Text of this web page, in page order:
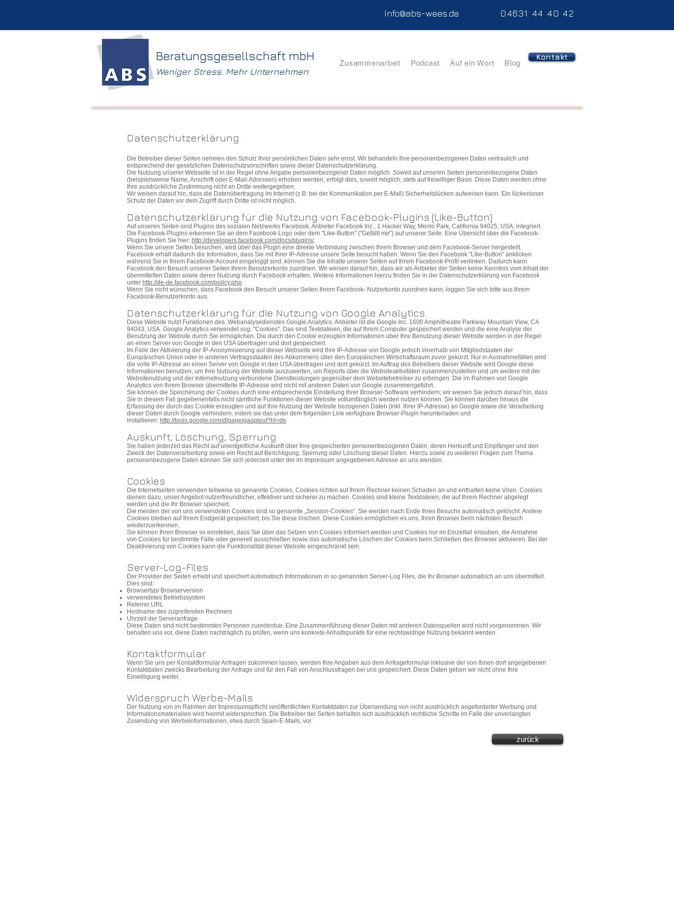
info@abs-wees.de 04631 44 40 42
Beratungsgesellschaft mbH
Weniger Stress. Mehr Unternehmen
Zusammenarbeit Podcast Auf ein Wort Blog
Kontakt
Datenschutzerklärung
Die Betreiber dieser Seiten nehmen den Schutz Ihrer persönlichen Daten sehr ernst. Wir behandeln Ihre personenbezogenen Daten vertraulich und
entsprechend der gesetzlichen Datenschutzvorschriften sowie dieser Datenschutzerklärung.
Die Nutzung unserer Webseite ist in der Regel ohne Angabe personenbezogener Daten möglich. Soweit auf unseren Seiten personenbezogene Daten
(beispielsweise Name, Anschrift oder E-Mail-Adressen) erhoben werden, erfolgt dies, soweit möglich, stets auf freiwilliger Basis. Diese Daten werden ohne
Ihre ausdrückliche Zustimmung nicht an Dritte weitergegeben.
Wir weisen darauf hin, dass die Datenübertragung im Internet (z.B. bei der Kommunikation per E-Mail) Sicherheitslücken aufweisen kann. Ein lückenloser
Schutz der Daten vor dem Zugriff durch Dritte ist nicht möglich.
Datenschutzerklärung für die Nutzung von Facebook-Plugins (Like-Button)
Auf unseren Seiten sind Plugins des sozialen Netzwerks Facebook, Anbieter Facebook Inc., 1 Hacker Way, Menlo Park, California 94025, USA, integriert.
Die Facebook-Plugins erkennen Sie an dem Facebook-Logo oder dem "Like-Button" ("Gefällt mir") auf unserer Seite. Eine Übersicht über die Facebook-
Plugins finden Sie hier: http://developers.facebook.com/docs/plugins/.
Wenn Sie unsere Seiten besuchen, wird über das Plugin eine direkte Verbindung zwischen Ihrem Browser und dem Facebook-Server hergestellt.
Facebook erhält dadurch die Information, dass Sie mit Ihrer IP-Adresse unsere Seite besucht haben. Wenn Sie den Facebook "Like-Button" anklicken
während Sie in Ihrem Facebook-Account eingeloggt sind, können Sie die Inhalte unserer Seiten auf Ihrem Facebook-Profil verlinken. Dadurch kann
Facebook den Besuch unserer Seiten Ihrem Benutzerkonto zuordnen. Wir weisen darauf hin, dass wir als Anbieter der Seiten keine Kenntnis vom Inhalt der
übermittelten Daten sowie deren Nutzung durch Facebook erhalten. Weitere Informationen hierzu finden Sie in der Datenschutzerklärung von Facebook
unter http://de-de.facebook.com/policy.php.
Wenn Sie nicht wünschen, dass Facebook den Besuch unserer Seiten Ihrem Facebook- Nutzerkonto zuordnen kann, loggen Sie sich bitte aus Ihrem
Facebook-Benutzerkonto aus.
Datenschutzerklärung für die Nutzung von Google Analytics
Diese Website nutzt Funktionen des Webanalysedienstes Google Analytics. Anbieter ist die Google Inc. 1600 Amphitheatre Parkway Mountain View, CA
94043, USA. Google Analytics verwendet sog. "Cookies". Das sind Textdateien, die auf Ihrem Computer gespeichert werden und die eine Analyse der
Benutzung der Website durch Sie ermöglichen. Die durch den Cookie erzeugten Informationen über Ihre Benutzung dieser Website werden in der Regel
an einen Server von Google in den USA übertragen und dort gespeichert.
Im Falle der Aktivierung der IP-Anonymisierung auf dieser Webseite wird Ihre IP-Adresse von Google jedoch innerhalb von Mitgliedstaaten der
Europäischen Union oder in anderen Vertragsstaaten des Abkommens über den Europäischen Wirtschaftsraum zuvor gekürzt. Nur in Ausnahmefällen wird
die volle IP-Adresse an einen Server von Google in den USA übertragen und dort gekürzt. Im Auftrag des Betreibers dieser Website wird Google diese
Informationen benutzen, um Ihre Nutzung der Website auszuwerten, um Reports über die Websiteaktivitäten zusammenzustellen und um weitere mit der
Websitenutzung und der Internetnutzung verbundene Dienstleistungen gegenüber dem Websitebetreiber zu erbringen. Die im Rahmen von Google
Analytics von Ihrem Browser übermittelte IP-Adresse wird nicht mit anderen Daten von Google zusammengeführt.
Sie können die Speicherung der Cookies durch eine entsprechende Einstellung Ihrer Browser-Software verhindern; wir weisen Sie jedoch darauf hin, dass
Sie in diesem Fall gegebenenfalls nicht sämtliche Funktionen dieser Website vollumfänglich werden nutzen können. Sie können darüber hinaus die
Erfassung der durch das Cookie erzeugten und auf Ihre Nutzung der Website bezogenen Daten (inkl. Ihrer IP-Adresse) an Google sowie die Verarbeitung
dieser Daten durch Google verhindern, indem sie das unter dem folgenden Link verfügbare Browser-Plugin herunterladen und
installieren: http://tools.google.com/dlpage/gaoptout?hl=de
Auskunft, Löschung, Sperrung
Sie haben jederzeit das Recht auf unentgeltliche Auskunft über Ihre gespeicherten personenbezogenen Daten, deren Herkunft und Empfänger und den
Zweck der Datenverarbeitung sowie ein Recht auf Berichtigung, Sperrung oder Löschung dieser Daten. Hierzu sowie zu weiteren Fragen zum Thema
personenbezogene Daten können Sie sich jederzeit unter der im Impressum angegebenen Adresse an uns wenden.
Cookies
Die Internetseiten verwenden teilweise so genannte Cookies. Cookies richten auf Ihrem Rechner keinen Schaden an und enthalten keine Viren. Cookies
dienen dazu, unser Angebot nutzerfreundlicher, effektiver und sicherer zu machen. Cookies sind kleine Textdateien, die auf Ihrem Rechner abgelegt
werden und die Ihr Browser speichert.
Die meisten der von uns verwendeten Cookies sind so genannte „Session-Cookies“. Sie werden nach Ende Ihres Besuchs automatisch gelöscht. Andere
Cookies bleiben auf Ihrem Endgerät gespeichert, bis Sie diese löschen. Diese Cookies ermöglichen es uns, Ihren Browser beim nächsten Besuch
wiederzuerkennen.
Sie können Ihren Browser so einstellen, dass Sie über das Setzen von Cookies informiert werden und Cookies nur im Einzelfall erlauben, die Annahme
von Cookies für bestimmte Fälle oder generell ausschließen sowie das automatische Löschen der Cookies beim Schließen des Browser aktivieren. Bei der
Deaktivierung von Cookies kann die Funktionalität dieser Website eingeschränkt sein.
Server-Log-Files
Der Provider der Seiten erhebt und speichert automatisch Informationen in so genannten Server-Log Files, die Ihr Browser automatisch an uns übermittelt.
Dies sind:
Browsertyp/ Browserversion
verwendetes Betriebssystem
Referrer URL
Hostname des zugreifenden Rechners
Uhrzeit der Serveranfrage
Diese Daten sind nicht bestimmten Personen zuordenbar. Eine Zusammenführung dieser Daten mit anderen Datenquellen wird nicht vorgenommen. Wir
behalten uns vor, diese Daten nachträglich zu prüfen, wenn uns konkrete Anhaltspunkte für eine rechtswidrige Nutzung bekannt werden.
Kontaktformular
Wenn Sie uns per Kontaktformular Anfragen zukommen lassen, werden Ihre Angaben aus dem Anfrageformular inklusive der von Ihnen dort angegebenen
Kontaktdaten zwecks Bearbeitung der Anfrage und für den Fall von Anschlussfragen bei uns gespeichert. Diese Daten geben wir nicht ohne Ihre
Einwilligung weiter.
Widerspruch Werbe-Mails
Der Nutzung von im Rahmen der Impressumspflicht veröffentlichten Kontaktdaten zur Übersendung von nicht ausdrücklich angeforderter Werbung und
Informationsmaterialien wird hiermit widersprochen. Die Betreiber der Seiten behalten sich ausdrücklich rechtliche Schritte im Falle der unverlangten
Zusendung von Werbeinformationen, etwa durch Spam-E-Mails, vor.
zurück